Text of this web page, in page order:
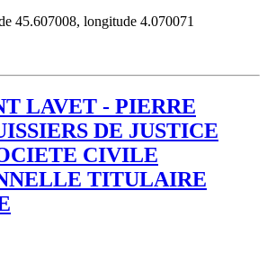
45.607008, longitude 4.070071
LAVET - PIERRE
DE JUSTICE
CIVILE
TITULAIRE